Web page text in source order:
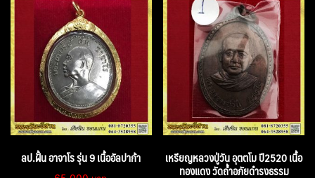
ลป.ฝั้น อาจาโร รุ่น 9 เนื้ออัลปาก้า เหรียญหลวงปู่วัน อุตตโม ปี2520 เนื้อ
ทองแดง วัดถ้ำอภัยดำรงธรรม